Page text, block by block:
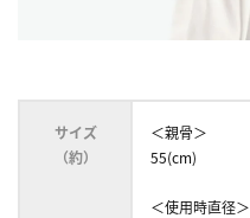
サイズ
（約）
＜親骨＞
55(cm)
＜使用時直径＞